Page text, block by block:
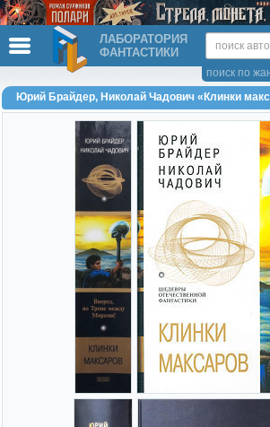
ЛАБОРАТОРИЯ
ФАНТАСТИКИ
поиск по
Юрий Брайдер, Николай Чадович «Клинки